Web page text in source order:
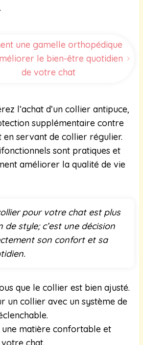
une gamelle orthopédique
le bien-être quotidien
de votre chat
l’achat d’un collier antipuce,
supplémentaire contre
en servant de collier régulier.
sont pratiques et
améliorer la qualité de vie
pour votre chat est plus
de style; c’est une décision
son confort et sa
que le collier est bien ajusté.
un collier avec un système de
une matière confortable et
chat.